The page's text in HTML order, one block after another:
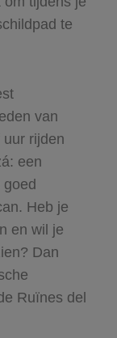
te
van
rijden
een
Heb je
en wil je
Dan
Ruïnes del